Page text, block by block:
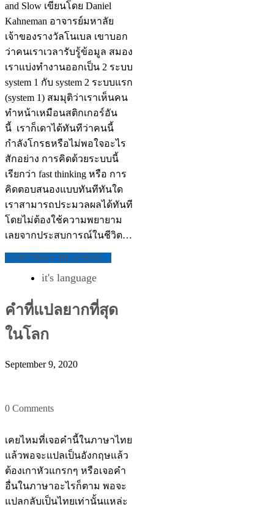
and Slow เขียนโดย Daniel
Kahneman อาจารย์มหาลัย
เจ้าของรางวัลโนเบล เขาบอก
ว่าคนเราเวลารับรู้ข้อมูล สมอง
เราแบ่งทำงานออกเป็น 2 ระบบ
system 1 กับ system 2 ระบบแรก
(system 1) สมมุติว่าเราเห็นคน
ทำหน้าเหมือนสติกเกอร์อัน
นี้ เราก็เดาได้ทันทีว่าคนนี้
กำลังโกรธหรือไม่พอใจอะไร
สักอย่าง การคิดด้วยระบบนี้
เรียกว่า fast thinking หรือ การ
คิดตอบสนองแบบทันทีทันใด
เราสามารถประมวลผลได้ทันที
โดยไม่ต้องใช้ความพยายาม
เลยจากประสบการณ์ในชีวิต…
CONTINUE READING...
it's language
คำที่แปลยากที่สุด
ในโลก
September 9, 2020
0 Comments
เคยไหมที่เจอคำนี้ในภาษาไทย
แล้วพอจะแปลเป็นอังกฤษแล้ว
ต้องเกาหัวแกรกๆ หรือเจอคำ
อื่นในภาษาอะไรก็ตาม พอจะ
แปลกลับเป็นไทยเท่านั้นแหล่ะ